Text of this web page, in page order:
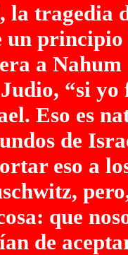
tragedia
un
a Nahum
“si
Eso es
de
eso a
que
de